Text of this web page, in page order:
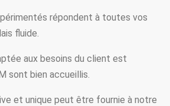
répondent à toutes vos
fluide.
aux besoins du client est
sont bien accueillis.
et unique peut être fournie à notre